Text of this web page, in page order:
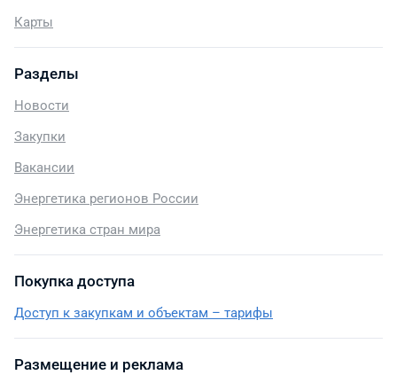
Карты
Разделы
Новости
Закупки
Вакансии
Энергетика регионов России
Энергетика стран мира
Покупка доступа
Доступ к закупкам и объектам – тарифы
Размещение и реклама